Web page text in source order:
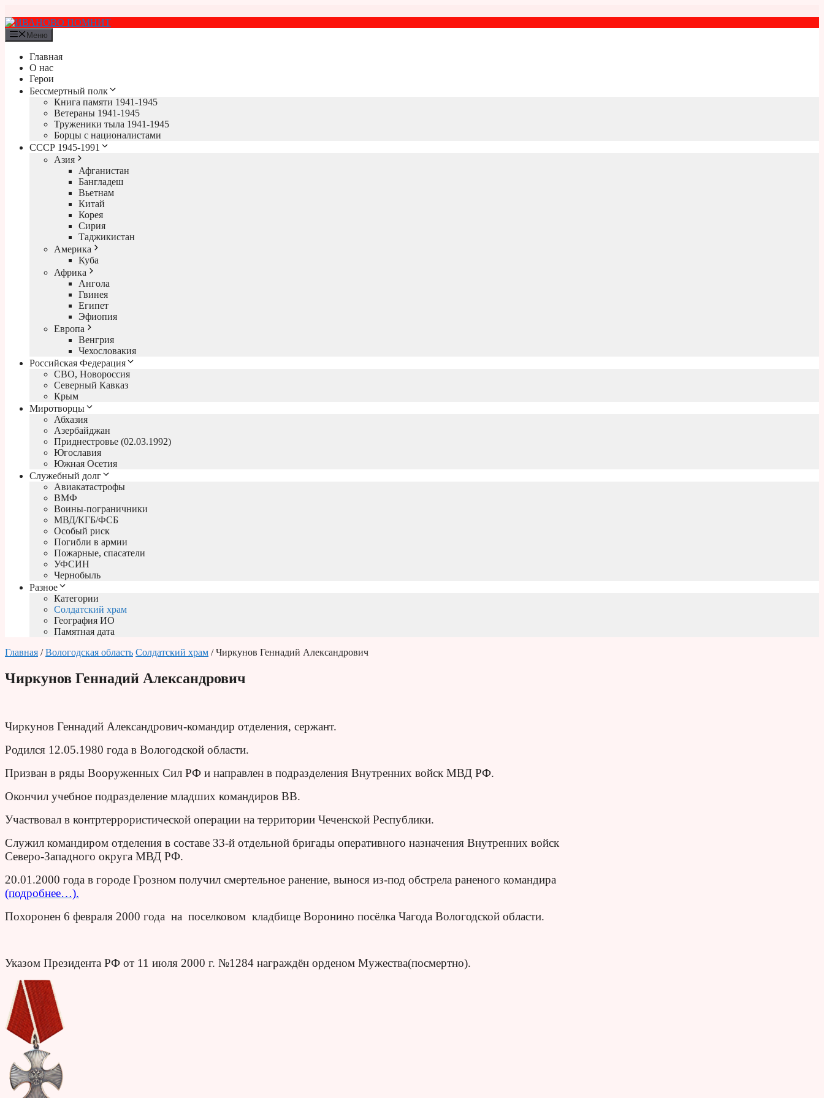
к
содержимому
Меню
Главная
О нас
Герои
Бессмертный полк
Книга памяти 1941-1945
Ветераны 1941-1945
Труженики тыла 1941-1945
Борцы с националистами
СССР 1945-1991
Азия
Афганистан
Бангладеш
Вьетнам
Китай
Корея
Сирия
Таджикистан
Америка
Куба
Африка
Ангола
Гвинея
Египет
Эфиопия
Европа
Венгрия
Чехословакия
Российская Федерация
СВО, Новороссия
Северный Кавказ
Крым
Миротворцы
Абхазия
Азербайджан
Приднестровье (02.03.1992)
Югославия
Южная Осетия
Служебный долг
Авиакатастрофы
ВМФ
Воины-пограничники
МВД/КГБ/ФСБ
Особый риск
Погибли в армии
Пожарные, спасатели
УФСИН
Чернобыль
Разное
Категории
Солдатский храм
География ИО
Памятная дата
Главная /Вологодская область Солдатский храм / Чиркунов Геннадий Александрович
Чиркунов Геннадий Александрович
Чиркунов Геннадий Александрович-командир отделения, сержант.
Родился 12.05.1980 года в Вологодской области.
Призван в ряды Вооруженных Сил РФ и направлен в подразделения Внутренних войск МВД РФ.
Окончил учебное подразделение младших командиров ВВ.
Участвовал в контртеррористической операции на территории Чеченской Республики.
Служил командиром отделения в составе 33-й отдельной бригады оперативного назначения Внутренних войск
Северо-Западного округа МВД РФ.
20.01.2000 года в городе Грозном получил смертельное ранение, вынося из-под обстрела раненого командира
(подробнее…).
Похоронен 6 февраля 2000 года на поселковом кладбище Воронино посёлка Чагода Вологодской области.
Указом Президента РФ от 11 июля 2000 г. №1284 награждён орденом Мужества(посмертно).